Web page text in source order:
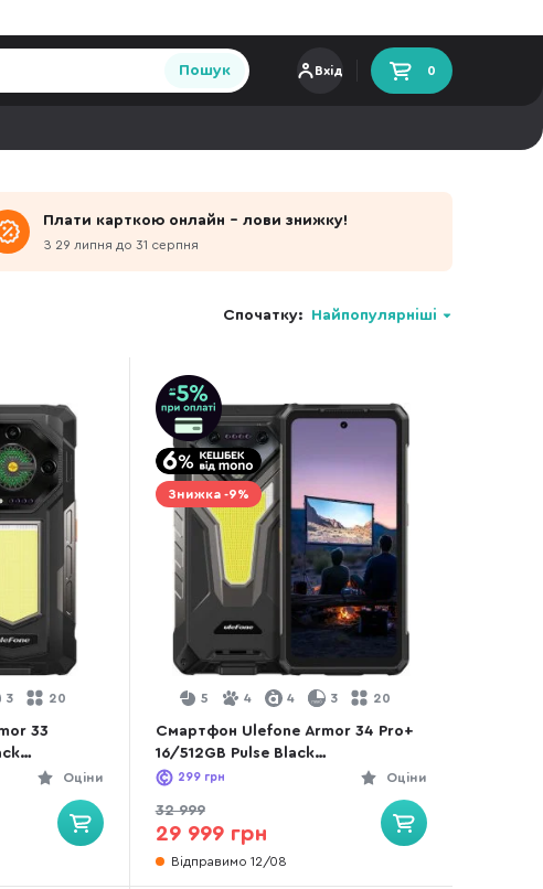
Пошук Вхід 0
Плати карткою онлайн - лови знижку!
З 29 липня до 31 серпня
Спочатку: Найпопулярніші
3 20
33
Оціни
Знижка -9%
5 4 4 3 20
Смартфон Ulefone Armor 34 Pro+
16/512GB Pulse Black
(6975326661034)
Оціни
299грн
32 999
29 999 грн
Відправимо 12/08